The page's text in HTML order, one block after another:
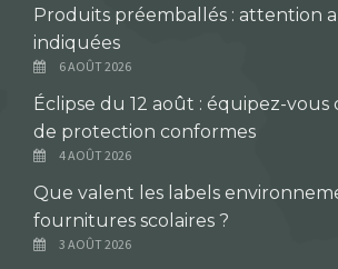
Produits préemballés : attention
indiquées
6 AOÛT 2026
Éclipse du 12 août : équipez-
de protection conformes
4 AOÛT 2026
Que valent les labels
fournitures scolaires ?
3 AOÛT 2026